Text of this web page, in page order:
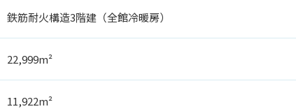
鉄筋耐火構造3階建（全館冷暖房）
22,999m²
11,922m²